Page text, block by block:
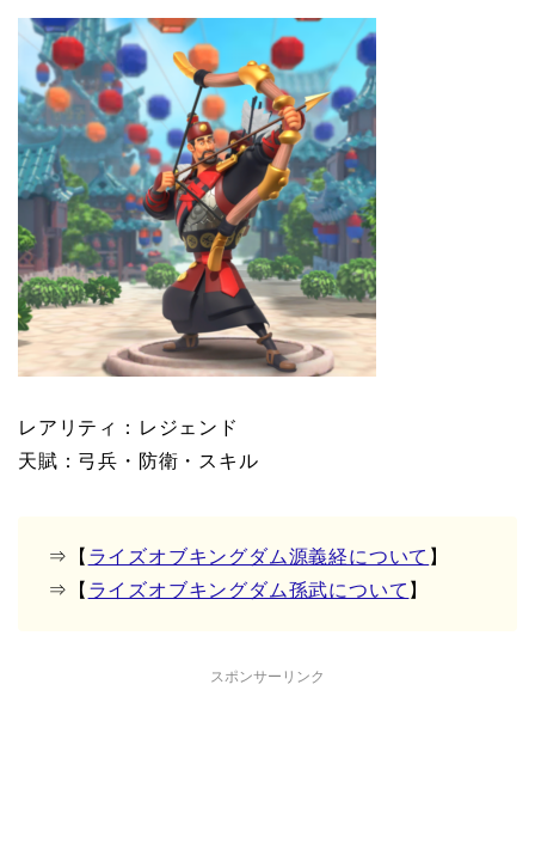
レアリティ：レジェンド
天賦：弓兵・防衛・スキル
⇒【 ライズオブキングダム源義経について 】
⇒【 ライズオブキングダム孫武について 】
スポンサーリンク